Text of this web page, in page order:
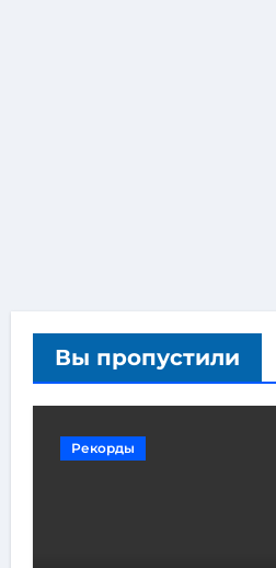
Вы пропустили
Рекорды